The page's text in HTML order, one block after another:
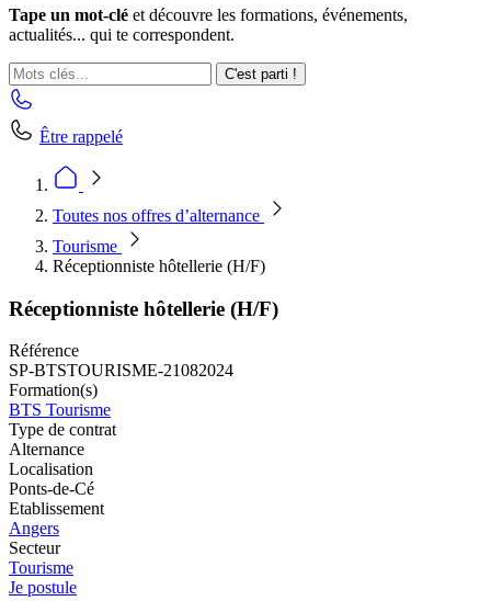
Tape un mot-clé et découvre les formations, événements,
actualités... qui te correspondent.
C'est parti !
Être rappelé
Toutes nos offres d’alternance
Tourisme
Réceptionniste hôtellerie (H/F)
Réceptionniste hôtellerie (H/F)
Référence
SP-BTSTOURISME-21082024
Formation(s)
BTS Tourisme
Type de contrat
Alternance
Localisation
Ponts-de-Cé
Etablissement
Angers
Secteur
Tourisme
Je postule